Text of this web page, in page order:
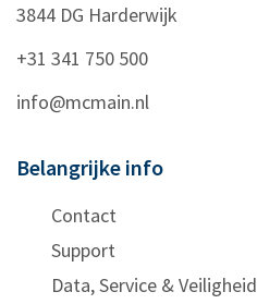
3844 DG Harderwijk
+31 341 750 500
info@mcmain.nl
Belangrijke info
Contact
Support
Data, Service & Veiligheid